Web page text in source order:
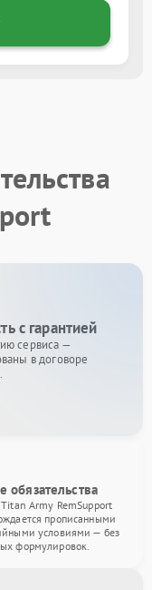
с гарантией
сервиса —
в договоре
обязательства
Army RemSupport
прописанными
условиями — без
формулировок.